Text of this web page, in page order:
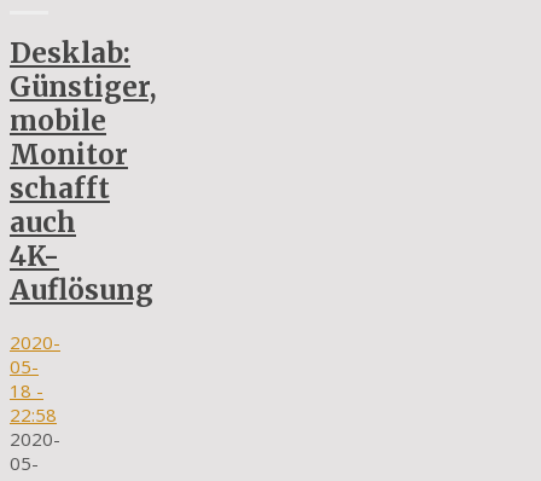
Desklab:
Günstiger,
mobile
Monitor
schafft
auch
4K-
Auflösung
2020-
05-
18 -
22:58
2020-
05-